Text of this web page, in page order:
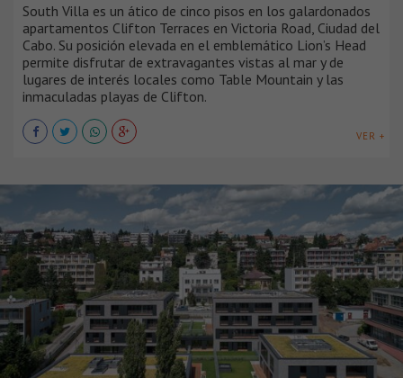
South Villa es un ático de cinco pisos en los galardonados
apartamentos Clifton Terraces en Victoria Road, Ciudad del
Cabo. Su posición elevada en el emblemático Lion’s Head
permite disfrutar de extravagantes vistas al mar y de
lugares de interés locales como Table Mountain y las
inmaculadas playas de Clifton.
VER +